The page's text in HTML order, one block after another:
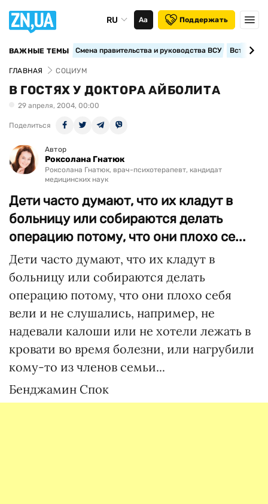
RU Аа Поддержать
ВАЖНЫЕ ТЕМЫ Смена правительства и руководства ВСУ
ГЛАВНАЯ СОЦИУМ
В ГОСТЯХ У ДОКТОРА АЙБОЛИТА
29 апреля, 2004, 00:00
Поделиться
Автор
Роксолана Гнатюк
Роксолана Гнатюк, врач-психотерапевт, кандидат
медицинских наук
Дети часто думают, что их кладут в
больницу или собираются делать
операцию потому, что они плохо се...
Дети часто думают, что их кладут в
больницу или собираются делать
операцию потому, что они плохо себя
вели и не слушались, например, не
надевали калоши или не хотели лежать в
кровати во время болезни, или нагрубили
кому-то из членов семьи...
Бенджамин Спок